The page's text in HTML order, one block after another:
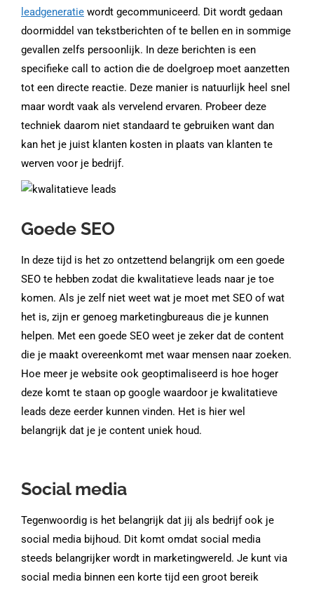
leadgeneratie wordt gecommuniceerd. Dit wordt gedaan
doormiddel van tekstberichten of te bellen en in sommige
gevallen zelfs persoonlijk. In deze berichten is een
specifieke call to action die de doelgroep moet aanzetten
tot een directe reactie. Deze manier is natuurlijk heel snel
maar wordt vaak als vervelend ervaren. Probeer deze
techniek daarom niet standaard te gebruiken want dan
kan het je juist klanten kosten in plaats van klanten te
werven voor je bedrijf.
Goede SEO
In deze tijd is het zo ontzettend belangrijk om een goede
SEO te hebben zodat die kwalitatieve leads naar je toe
komen. Als je zelf niet weet wat je moet met SEO of wat
het is, zijn er genoeg marketingbureaus die je kunnen
helpen. Met een goede SEO weet je zeker dat de content
die je maakt overeenkomt met waar mensen naar zoeken.
Hoe meer je website ook geoptimaliseerd is hoe hoger
deze komt te staan op google waardoor je kwalitatieve
leads deze eerder kunnen vinden. Het is hier wel
belangrijk dat je je content uniek houd.
Social media
Tegenwoordig is het belangrijk dat jij als bedrijf ook je
social media bijhoud. Dit komt omdat social media
steeds belangrijker wordt in marketingwereld. Je kunt via
social media binnen een korte tijd een groot bereik